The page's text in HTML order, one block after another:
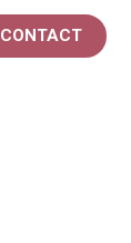
CONTACT